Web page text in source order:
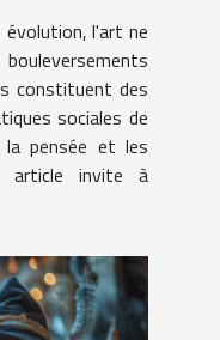
évolution, l'art ne
constituent des
sociales de
pensée et les
article invite à